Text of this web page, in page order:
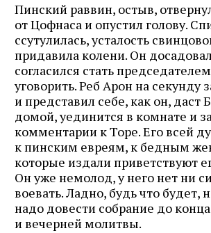
Пинский раввин, остыв,
от Цофнаса и опустил голову.
ссутулилась, усталость
придавила колени. Он
согласился стать
уговорить. Реб Арон на секунду
и представил себе, как он, даст
домой, уединится в комнате и
комментарии к Торе. Его всей
к пинским евреям, к бедным
которые издали приветствуют
Он уже немолод, у него нет ни
воевать. Ладно, будь что будет,
надо довести собрание до
и вечерней молитвы.